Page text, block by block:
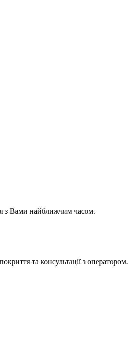
з Вами найближчим часом.
та консультації з оператором.